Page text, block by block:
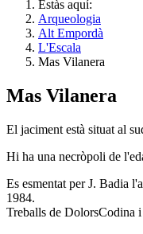
Estàs aquí:
Arqueologia
Alt Empordà
L'Escala
Mas Vilanera
Mas Vilanera
El jaciment està situat al
Hi ha una necròpoli de
Es esmentat per J. Badia
1984.
Treballs de DolorsCodina